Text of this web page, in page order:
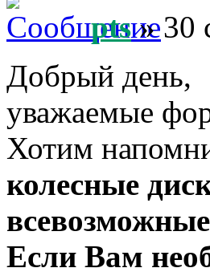
pts» 30
Добрый день,
уважаемые
Хотим
колесные
Если Вам